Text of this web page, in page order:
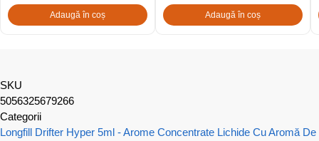
Adaugă în coș Adaugă în coș
SKU
5056325679266
Categorii
Longfill Drifter Hyper 5ml - Arome Concentrate Lichide Cu Aromă De